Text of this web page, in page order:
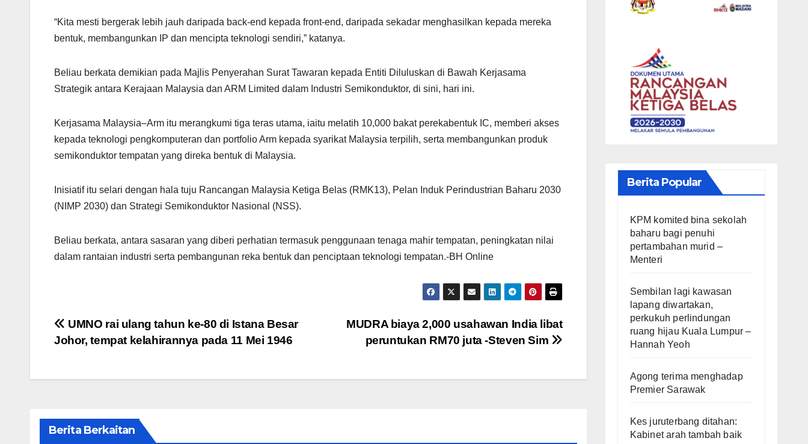
“Kita mesti bergerak lebih jauh daripada back-end kepada front-end, daripada sekadar menghasilkan kepada mereka
bentuk, membangunkan IP dan mencipta teknologi sendiri,” katanya.
Beliau berkata demikian pada Majlis Penyerahan Surat Tawaran kepada Entiti Diluluskan di Bawah Kerjasama
Strategik antara Kerajaan Malaysia dan ARM Limited dalam Industri Semikonduktor, di sini, hari ini.
Kerjasama Malaysia–Arm itu merangkumi tiga teras utama, iaitu melatih 10,000 bakat perekabentuk IC, memberi akses
kepada teknologi pengkomputeran dan portfolio Arm kepada syarikat Malaysia terpilih, serta membangunkan produk
semikonduktor tempatan yang direka bentuk di Malaysia.
Inisiatif itu selari dengan hala tuju Rancangan Malaysia Ketiga Belas (RMK13), Pelan Induk Perindustrian Baharu 2030
(NIMP 2030) dan Strategi Semikonduktor Nasional (NSS).
Beliau berkata, antara sasaran yang diberi perhatian termasuk penggunaan tenaga mahir tempatan, peningkatan nilai
dalam rantaian industri serta pembangunan reka bentuk dan penciptaan teknologi tempatan.-BH Online
Post
navigation
MUDRA biaya 2,000 usahawan India libat
peruntukan RM70 juta -Steven Sim
UMNO rai ulang tahun ke-80 di Istana Besar
Johor, tempat kelahirannya pada 11 Mei 1946
Berita Berkaitan
Berita Popular
KPM komited bina sekolah
baharu bagi penuhi
pertambahan murid –
Menteri
Sembilan lagi kawasan
lapang diwartakan,
perkukuh perlindungan
ruang hijau Kuala Lumpur –
Hannah Yeoh
Agong terima menghadap
Premier Sarawak
Kes juruterbang ditahan:
Kabinet arah tambah baik